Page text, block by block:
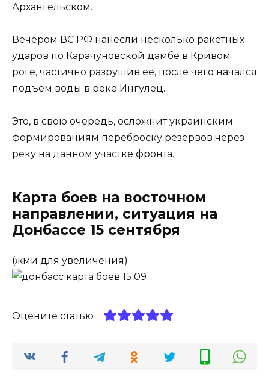
Архангельском.
Вечером ВС РФ нанесли несколько ракетных
ударов по Карачуновской дамбе в Кривом
роге, частично разрушив ее, после чего начался
подъем воды в реке Ингулец.
Это, в свою очередь, осложнит украинским
формированиям переброску резервов через
реку на данном участке фронта.
Карта боев на восточном
направлении, ситуация на
Донбассе 15 сентября
(жми для увеличения)
Оцените статью